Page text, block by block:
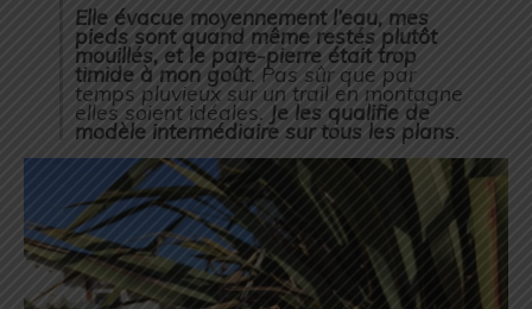
Elle évacue moyennement l’eau, mes
pieds sont quand même restés plutôt
mouillés, et le pare-pierre était trop
timide à mon goût. Pas sûr que par
temps pluvieux sur un trail en montagne
elles soient idéales. Je les qualifie de
modèle intermédiaire sur tous les plans.